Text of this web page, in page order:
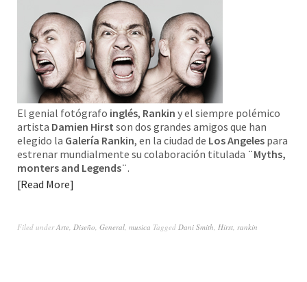
El genial fotógrafo inglés, Rankin y el siempre polémico
artista Damien Hirst son dos grandes amigos que han
elegido la Galería Rankin, en la ciudad de Los Angeles para
estrenar mundialmente su colaboración titulada ¨Myths,
monters and Legends¨.
Read More
Filed underArte, Diseño, General, musica Tagged Dani Smith, Hirst, rankin